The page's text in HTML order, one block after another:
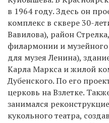
в 1964 году. Здесь он
комплекс в сквере 30-
Вавилова), район
филармонии и
для музея Ленина),
Карла Маркса и жилой
Дубенского. По его
церковь на Взлетке.
занимался
кукольного театра,